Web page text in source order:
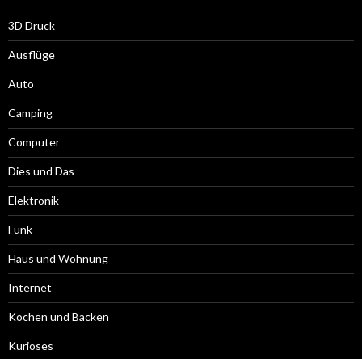
3D Druck
Ausflüge
Auto
Camping
Computer
Dies und Das
Elektronik
Funk
Haus und Wohnung
Internet
Kochen und Backen
Kurioses